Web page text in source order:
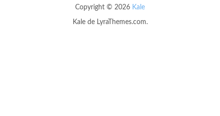
Copyright © 2026 Kale
Kalede LyraThemes.com.